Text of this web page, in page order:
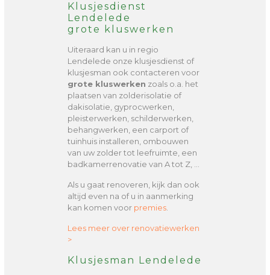
Klusjesdienst
Lendelede
grote kluswerken
Uiteraard kan u in regio
Lendelede onze klusjesdienst of
klusjesman ook contacteren voor
grote kluswerken zoals o.a. het
plaatsen van zolderisolatie of
dakisolatie, gyprocwerken,
pleisterwerken, schilderwerken,
behangwerken, een carport of
tuinhuis installeren, ombouwen
van uw zolder tot leefruimte, een
badkamerrenovatie van A tot Z, …
Als u gaat renoveren, kijk dan ook
altijd even na of u in aanmerking
kan komen voor premies.
Lees meer over renovatiewerken
>
Klusjesman Lendelede